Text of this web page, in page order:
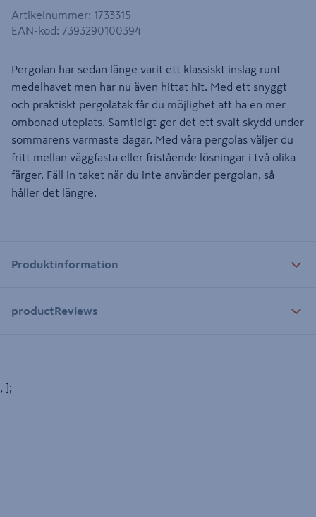
Artikelnummer: 1733315
EAN-kod: 7393290100394
Pergolan har sedan länge varit ett klassiskt inslag runt
medelhavet men har nu även hittat hit. Med ett snyggt
och praktiskt pergolatak får du möjlighet att ha en mer
ombonad uteplats. Samtidigt ger det ett svalt skydd under
sommarens varmaste dagar. Med våra pergolas väljer du
fritt mellan väggfasta eller fristående lösningar i två olika
färger. Fäll in taket när du inte använder pergolan, så
håller det längre.
Produktinformation
productReviews
, ];